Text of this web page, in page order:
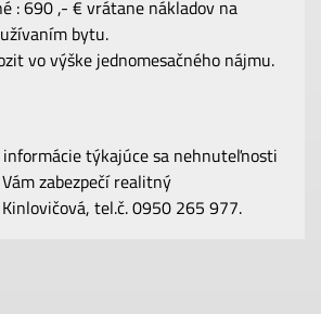
: 690 ,- € vrátane nákladov na
bytu.
vo výške jednomesačného nájmu.
týkajúce sa nehnuteľnosti
zabezpečí realitný
tel.č. 0950 265 977.